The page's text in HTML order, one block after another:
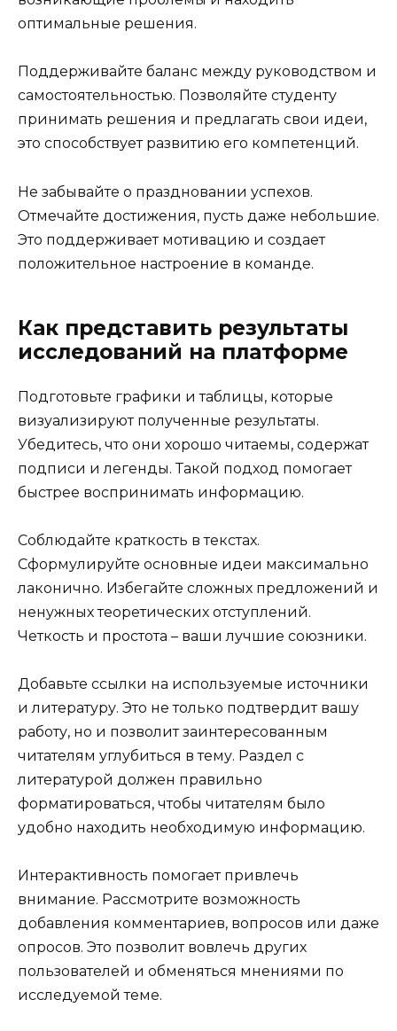
оптимальные решения.
Поддерживайте баланс между руководством и
самостоятельностью. Позволяйте студенту
принимать решения и предлагать свои идеи,
это способствует развитию его компетенций.
Не забывайте о праздновании успехов.
Отмечайте достижения, пусть даже небольшие.
Это поддерживает мотивацию и создает
положительное настроение в команде.
Как представить результаты
исследований на платформе
Подготовьте графики и таблицы, которые
визуализируют полученные результаты.
Убедитесь, что они хорошо читаемы, содержат
подписи и легенды. Такой подход помогает
быстрее воспринимать информацию.
Соблюдайте краткость в текстах.
Сформулируйте основные идеи максимально
лаконично. Избегайте сложных предложений и
ненужных теоретических отступлений.
Четкость и простота – ваши лучшие союзники.
Добавьте ссылки на используемые источники
и литературу. Это не только подтвердит вашу
работу, но и позволит заинтересованным
читателям углубиться в тему. Раздел с
литературой должен правильно
форматироваться, чтобы читателям было
удобно находить необходимую информацию.
Интерактивность помогает привлечь
внимание. Рассмотрите возможность
добавления комментариев, вопросов или даже
опросов. Это позволит вовлечь других
пользователей и обменяться мнениями по
исследуемой теме.